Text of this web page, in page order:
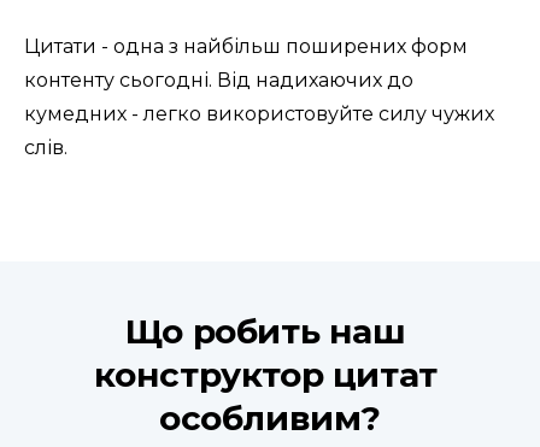
Цитати - одна з найбільш поширених форм
контенту сьогодні. Від надихаючих до
кумедних - легко використовуйте силу чужих
слів.
Що робить наш
конструктор цитат
особливим?